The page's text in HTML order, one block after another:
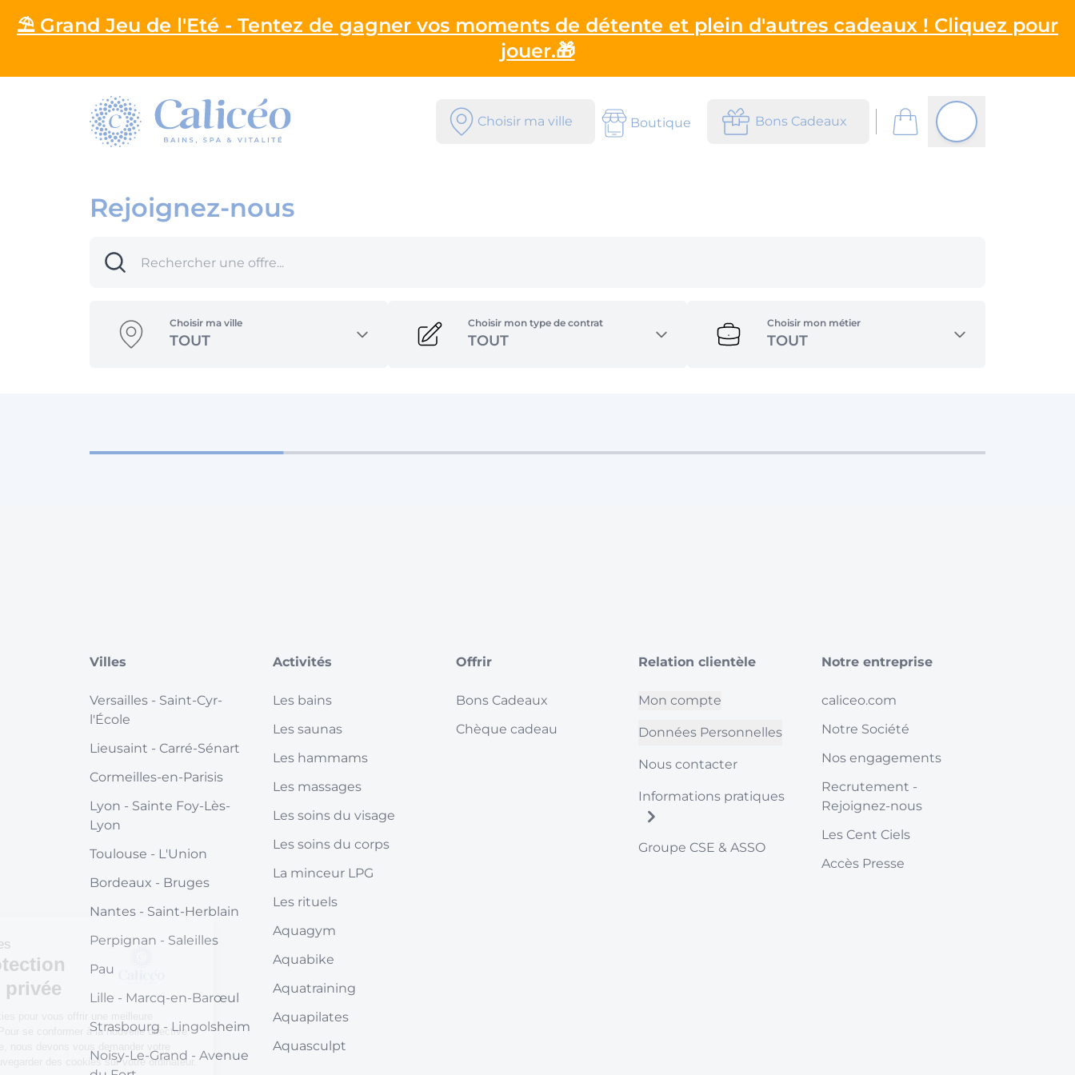
⛱️ Grand Jeu de l'Eté - Tentez de gagner vos moments de détente et plein d'autres cadeaux ! Cliquez pour
jouer.🎁
Homepage
Choisir ma ville Boutique Bons Cadeaux
Rejoignez-nous
Choisir ma ville
TOUT
Choisir mon type de contrat
TOUT
Choisir mon métier
TOUT
Villes
Versailles - Saint-Cyr-
l'École
Lieusaint - Carré-Sénart
Cormeilles-en-Parisis
Lyon - Sainte Foy-Lès-
Lyon
Toulouse - L'Union
Bordeaux - Bruges
Nantes - Saint-Herblain
Perpignan - Saleilles
Pau
Lille - Marcq-en-Barœul
Strasbourg - Lingolsheim
Noisy-Le-Grand - Avenue
Activités
Les bains
Les saunas
Les hammams
Les massages
Les soins du visage
Les soins du corps
La minceur LPG
Les rituels
Aquagym
Aquabike
Aquatraining
Aquapilates
Aquasculpt
Offrir
Bons Cadeaux
Chèque cadeau
Relation clientèle
Mon compte
Données Personnelles
Nous contacter
Informations pratiques
Groupe CSE & ASSO
Notre entreprise
caliceo.com
Notre Société
Nos engagements
Recrutement -
Rejoignez-nous
Les Cent Ciels
Accès Presse
Information cookies
Gérer la protection
de votre vie privée
Nous utilisons les cookies pour vous offrir une meilleure
expérience utilisateur. Pour se conformer à la nouvelle directive
concernant la vie privée, nous devons vous demander votre
consentement pour sauvegarder des cookies sur votre ordinateur.